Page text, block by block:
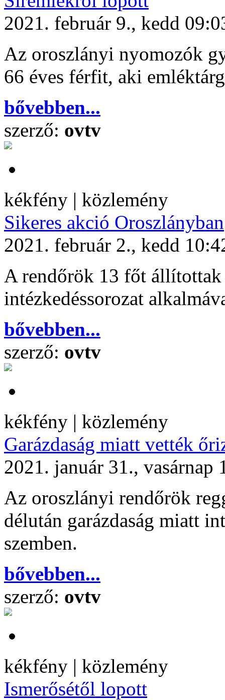
2021. február 9., kedd
Az oroszlányi nyomozók
66 éves férfit, aki
bővebben...
szerző: ovtv
kékfény | közlemény
Sikeres akció Oroszlányban
2021. február 2., kedd
A rendőrök 13 főt állítottak
intézkedéssorozat
bővebben...
szerző: ovtv
kékfény | közlemény
Garázdaság miatt vették
2021. január 31., vasárnap
Az oroszlányi rendőrök
délután garázdaság miatt
szemben.
bővebben...
szerző: ovtv
kékfény | közlemény
Ismerősétől lopott